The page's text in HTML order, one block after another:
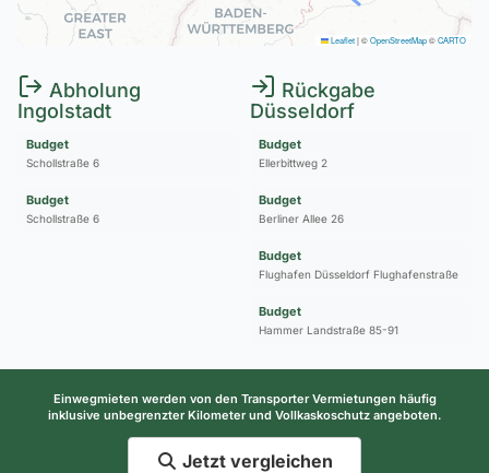
Leaflet|©OpenStreetMap©CARTO
Abholung
Ingolstadt
Budget
Schollstraße 6
Budget
Schollstraße 6
Rückgabe
Düsseldorf
Budget
Ellerbittweg 2
Budget
Berliner Allee 26
Budget
Flughafen Düsseldorf Flughafenstraße
Budget
Hammer Landstraße 85-91
Einwegmieten werden von den Transporter Vermietungen häufig
inklusive unbegrenzter Kilometer und Vollkaskoschutz angeboten.
Jetzt vergleichen